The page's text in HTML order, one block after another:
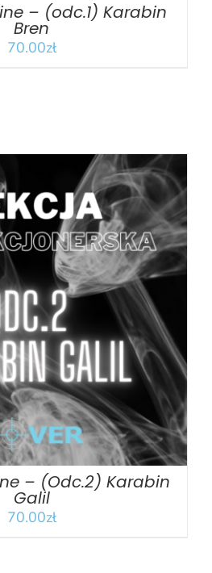
– (odc.1) Karabin
Bren
70.00zł
/ SZCZEGÓŁY
– (Odc.2) Karabin
Galil
70.00zł